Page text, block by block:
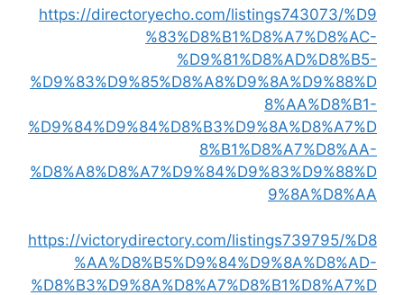
https://directoryecho.com/listings743073/%D9
%83%D8%B1%D8%A7%D8%AC-
%D9%81%D8%AD%D8%B5-
%D9%83%D9%85%D8%A8%D9%8A%D9%88%D
8%AA%D8%B1-
%D9%84%D9%84%D8%B3%D9%8A%D8%A7%D
8%B1%D8%A7%D8%AA-
%D8%A8%D8%A7%D9%84%D9%83%D9%88%D
9%8A%D8%AA
https://victorydirectory.com/listings739795/%D8
%AA%D8%B5%D9%84%D9%8A%D8%AD-
%D8%B3%D9%8A%D8%A7%D8%B1%D8%A7%D